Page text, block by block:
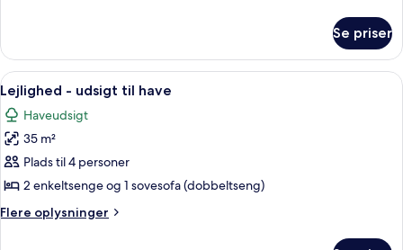
lejlighed
(6
Beds)
Se priser
Indlæs
alle
billeder
af
Lejlighed
-
udsigt
til
En rummelig stue med pejs, sofa, stol
3
Lejlighed - udsigt til have
Haveudsigt
35 m²
Plads til 4 personer
2 enkeltsenge og 1 sovesofa (dobbeltseng)
Flere oplysninger
Flere